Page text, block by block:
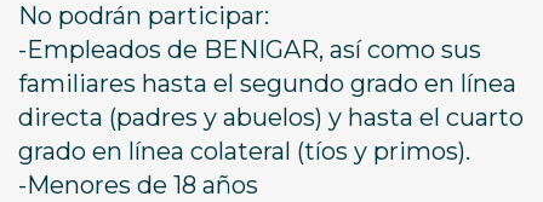
No podrán participar:
-Empleados de BENIGAR, así como sus
familiares hasta el segundo grado en línea
directa (padres y abuelos) y hasta el cuarto
grado en línea colateral (tíos y primos).
-Menores de 18 años